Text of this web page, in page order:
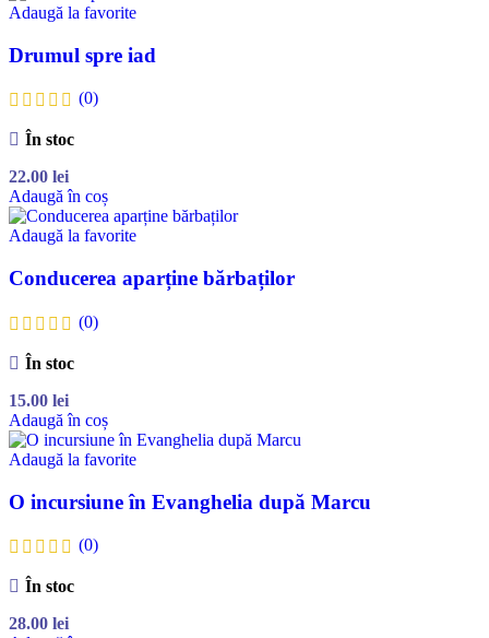
Adaugă la favorite
Drumul spre iad
(0)
În stoc
22.00 lei
Adaugă în coș
Adaugă la favorite
Conducerea aparține bărbaților
(0)
În stoc
15.00 lei
Adaugă în coș
Adaugă la favorite
O incursiune în Evanghelia după Marcu
(0)
În stoc
28.00 lei